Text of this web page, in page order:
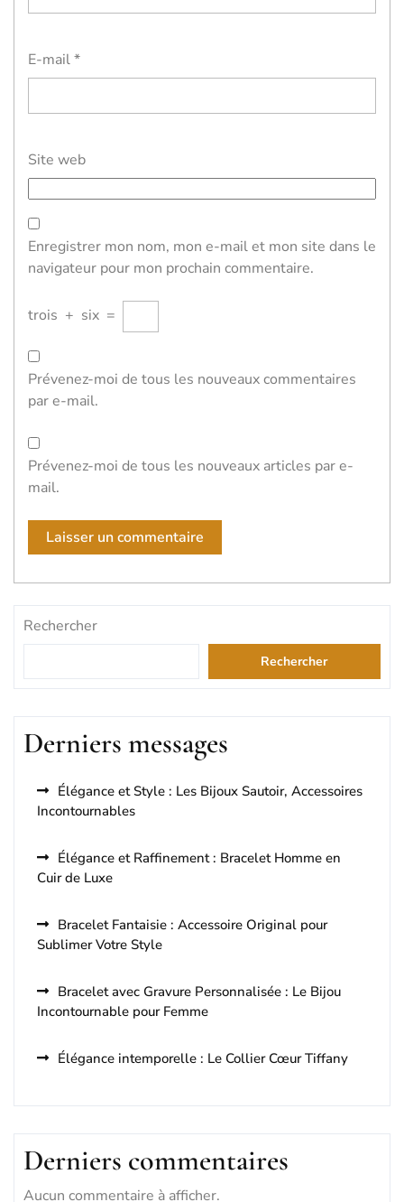
E-mail*
Site web
Enregistrer mon nom, mon e-mail et mon site dans le
navigateur pour mon prochain commentaire.
trois + six =
Prévenez-moi de tous les nouveaux commentaires
par e-mail.
Prévenez-moi de tous les nouveaux articles par e-
mail.
Rechercher
Rechercher
Derniers messages
Élégance et Style : Les Bijoux Sautoir, Accessoires
Incontournables
Élégance et Raffinement : Bracelet Homme en
Cuir de Luxe
Bracelet Fantaisie : Accessoire Original pour
Sublimer Votre Style
Bracelet avec Gravure Personnalisée : Le Bijou
Incontournable pour Femme
Élégance intemporelle : Le Collier Cœur Tiffany
Derniers commentaires
Aucun commentaire à afficher.